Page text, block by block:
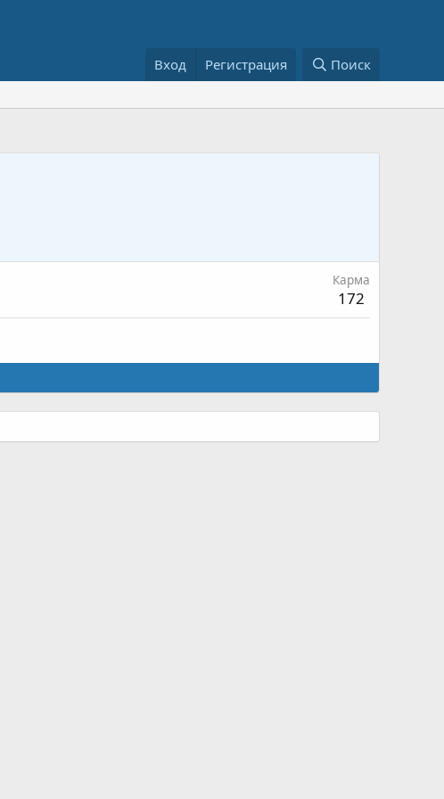
Вход Регистрация Поиск
Карма
172